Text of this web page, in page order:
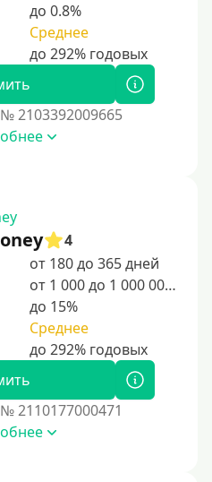
до 0.8%
Среднее
2103392009665
4
от 180 до 365 дней
от 1 000 до 1 000 000 ₽
до 15%
Среднее
2110177000471